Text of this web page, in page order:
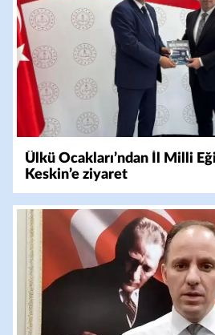
Ülkü Ocakları’ndan İl Milli
Keskin’e ziyaret